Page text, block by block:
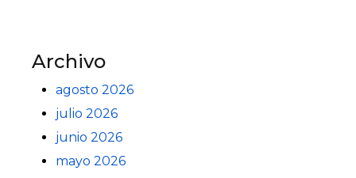
Archivo
agosto 2026
julio 2026
junio 2026
mayo 2026